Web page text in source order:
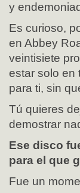
y
Es curioso,
en Abbey
veintisiete
estar solo en
para ti, sin
Tú quieres
demostrar
Ese disco
para el que
Fue un